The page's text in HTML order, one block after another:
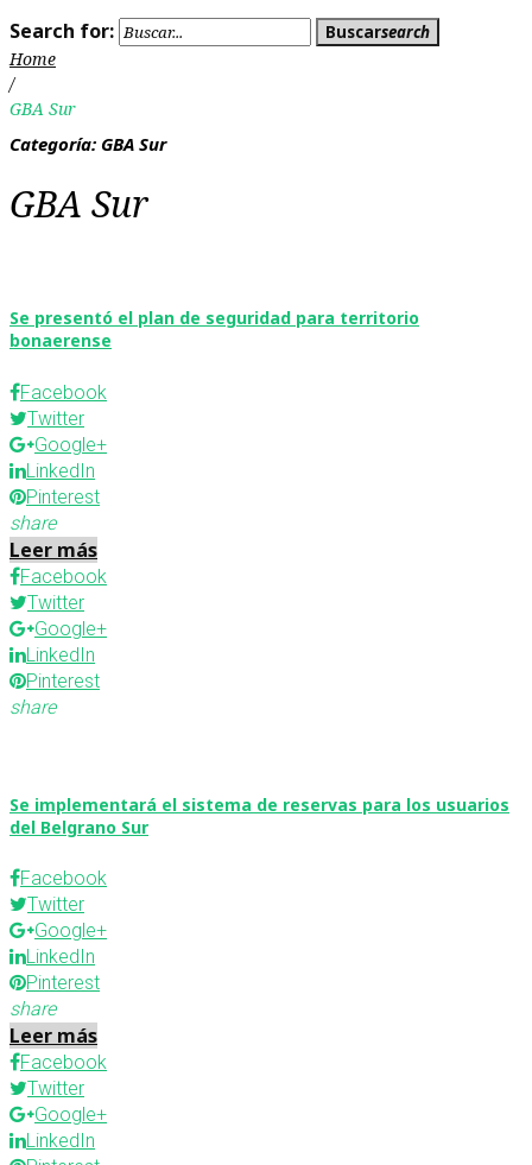
Search for:
Buscarsearch
Home
/
GBA Sur
Categoría: GBA Sur
GBA Sur
Se presentó el plan de seguridad para territorio
bonaerense
Facebook
Twitter
Google+
LinkedIn
Pinterest
share
Leer más
Facebook
Twitter
Google+
LinkedIn
Pinterest
share
Se implementará el sistema de reservas para los usuarios
del Belgrano Sur
Facebook
Twitter
Google+
LinkedIn
Pinterest
share
Leer más
Facebook
Twitter
Google+
LinkedIn